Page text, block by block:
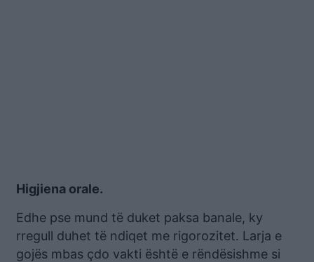
Higjiena orale.
Edhe pse mund të duket paksa banale, ky
rregull duhet të ndiqet me rigorozitet. Larja e
gojës mbas çdo vakti është e rëndësishme si